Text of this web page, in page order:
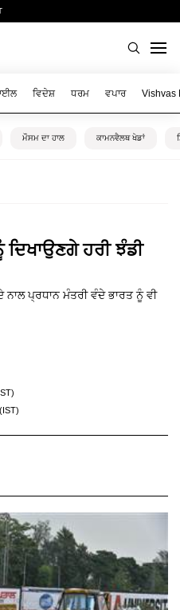
ਵਿਦੇਸ਼ ਧਰਮ ਵਪਾਰ Vishvas
ਮੌਸਮ ਦਾ ਹਾਲ ਕਾਮਨਵੈਲਥ ਖੇਡਾਂ
ਹਰੀ ਝੰਡੀ
ਪ੍ਰਧਾਨ ਮੰਤਰੀ ਵੰਦੇ ਭਾਰਤ ਨੂੰ ਵੀ